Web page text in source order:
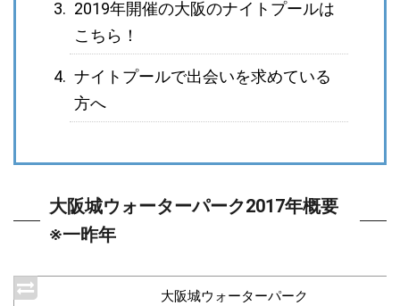
2019年開催の大阪のナイトプールは
こちら！
ナイトプールで出会いを求めている
方へ
大阪城ウォーターパーク2017年概要
※一昨年
大阪城ウォーターパーク